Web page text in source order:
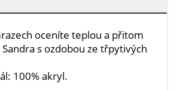
oceníte teplou a přitom
s ozdobou ze třpytivých
100% akryl.